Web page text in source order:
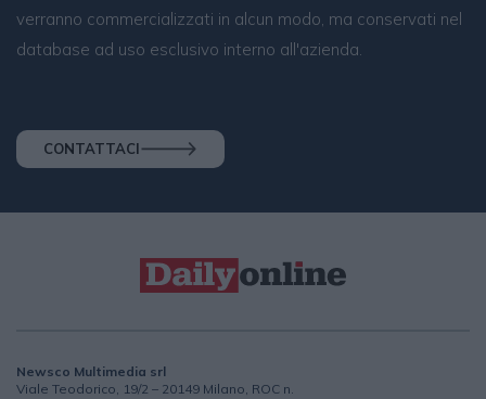
verranno commercializzati in alcun modo, ma conservati nel
database ad uso esclusivo interno all'azienda.
CONTATTACI
Newsco Multimedia srl
Viale Teodorico, 19/2 – 20149 Milano, ROC n.